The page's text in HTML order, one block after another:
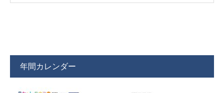
年間カレンダー